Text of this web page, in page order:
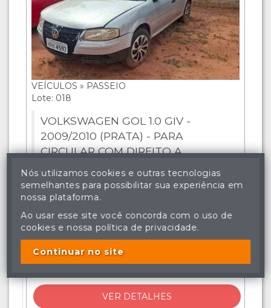
VEÍCULOS » PASSEIO
Lote: 018
VOLKSWAGEN GOL 1.0 GIV -
2009/2010 (PRATA) - PARA
CIRCULAR COM DIREITO A
Veículo na cidade deCAMPO GRANDE.
ARREMATADO
Visitas
1272
Lances
1
VER DETALHES
Nós utilizamos cookies e outras tecnologias
semelhantes para possibilitar sua experiência em
nossa plataforma.
Ao usar esse site você concorda com o uso de
cookies e nossa política de privacidade.
Continuar no site